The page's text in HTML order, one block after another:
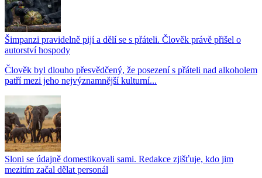
Šimpanzi pravidelně pijí a dělí se s přáteli. Člověk právě přišel o
autorství hospody
Člověk byl dlouho přesvědčený, že posezení s přáteli nad alkoholem
patří mezi jeho nejvýznamnější kulturní...
Sloni se údajně domestikovali sami. Redakce zjišťuje, kdo jim
mezitím začal dělat personál